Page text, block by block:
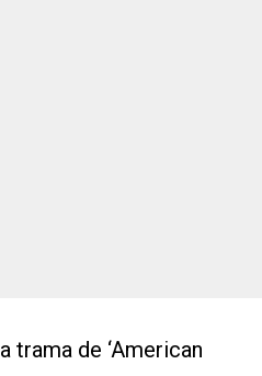
la trama de ‘American